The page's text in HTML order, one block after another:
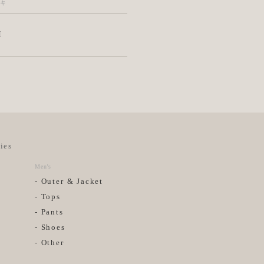
Men’s
- Outer & Jacket
- Tops
- Pants
- Shoes
- Other